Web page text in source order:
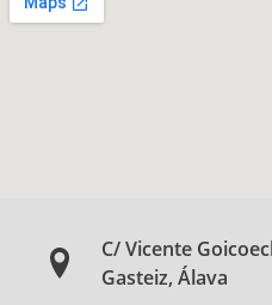
C/ Vicente
Gasteiz, Álava